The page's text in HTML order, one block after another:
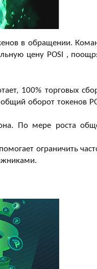
в обращении.
цену POSI ,
100% торговых
оборот токенов
По мере роста
ограничить